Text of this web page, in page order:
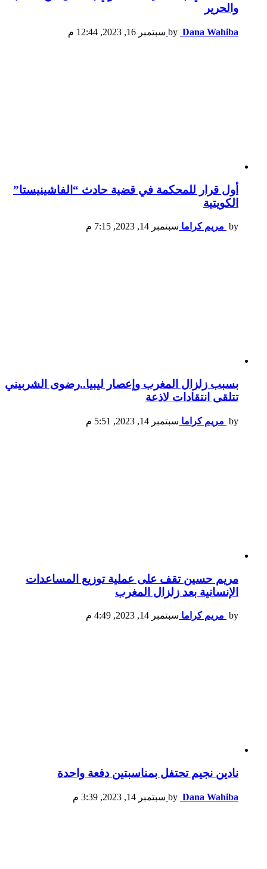
والحرير
by Dana Wahiba سبتمبر 16, 2023, 12:44 م
أول قرار للمحكمة في قضية حادث “الفاشينيستا”
الكويتية
by مريم كراما سبتمبر 14, 2023, 7:15 م
بسبب زلزال المغرب وإعصار ليبيا..رضوى الشربيني
تتلقى انتقادات لاذعة
by مريم كراما سبتمبر 14, 2023, 5:51 م
مريم حسين تقف على عملية توزيع المساعدات
الإنسانية بعد زلزال المغرب
by مريم كراما سبتمبر 14, 2023, 4:49 م
نادين نجيم تحتفل بمناسبتين دفعة واحدة
by Dana Wahiba سبتمبر 14, 2023, 3:39 م